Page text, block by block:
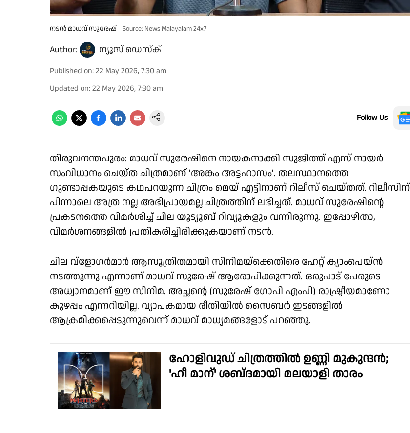
നടൻ മാധവ് സുരേഷ് Source: News Malayalam 24x7
Author: ന്യൂസ് ഡെസ്ക്
Published on:22 May 2026, 7:30 am
Updated on:22 May 2026, 7:30 am
Follow Us
തിരുവനന്തപുരം: മാധവ് സുരേഷിനെ നായകനാക്കി സുജിത്ത് എസ് നായര്‍
സംവിധാനം ചെയ്ത ചിത്രമാണ് 'അങ്കം അട്ടഹാസം'. തലസ്ഥാനത്തെ
ഗുണ്ടാപ്പകയുടെ കഥപറയുന്ന ചിത്രം മെയ് എട്ടിനാണ് റിലീസ് ചെയ്തത്. റിലീസിന്
പിന്നാലെ അത്ര നല്ല അഭിപ്രായമല്ല ചിത്രത്തിന് ലഭിച്ചത്. മാധവ് സുരേഷിന്റെ
പ്രകടനത്തെ വിമർശിച്ച് ചില യൂട്യൂബ് റിവ്യൂകളും വന്നിരുന്നു. ഇപ്പോഴിതാ,
വിമർശനങ്ങളിൽ പ്രതികരിച്ചിരിക്കുകയാണ് നടൻ.
ചില വ്ളോഗർമാർ ആസൂത്രിതമായി സിനിമയ്‌ക്കെതിരെ ഹേറ്റ് ക്യാംപെയ്‌ൻ
നടത്തുന്നു എന്നാണ് മാധവ് സുരേഷ് ആരോപിക്കുന്നത്. ഒരുപാട് പേരുടെ
അധ്വാനമാണ് ഈ സിനിമ. അച്ഛന്റെ (സുരേഷ് ഗോപി എംപി) രാഷ്ട്രീയമാണോ
കുഴപ്പം എന്നറിയില്ല. വ്യാപകമായ രീതിയിൽ സൈബർ ഇടങ്ങളിൽ
ആക്രമിക്കപ്പെടുന്നുവെന്ന് മാധവ് മാധ്യമങ്ങളോട് പറഞ്ഞു.
ഹോളിവുഡ് ചിത്രത്തിൽ ഉണ്ണി മുകുന്ദൻ;
'ഹീ മാന്' ശബ്‌ദമായി മലയാളി താരം